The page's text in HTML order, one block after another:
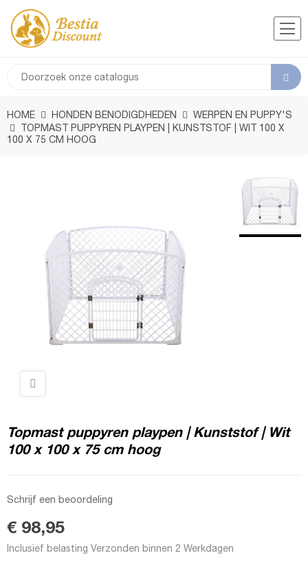
HOME HONDEN BENODIGDHEDEN
WERPEN EN PUPPY'S
TOPMAST PUPPYREN PLAYPEN | KUNSTSTOF | WIT 100 X
100 X 75 CM HOOG
Topmast puppyren playpen | Kunststof | Wit
100 x 100 x 75 cm hoog
Schrijf een beoordeling
€ 98,95
Inclusief belasting Verzonden binnen 2 Werkdagen